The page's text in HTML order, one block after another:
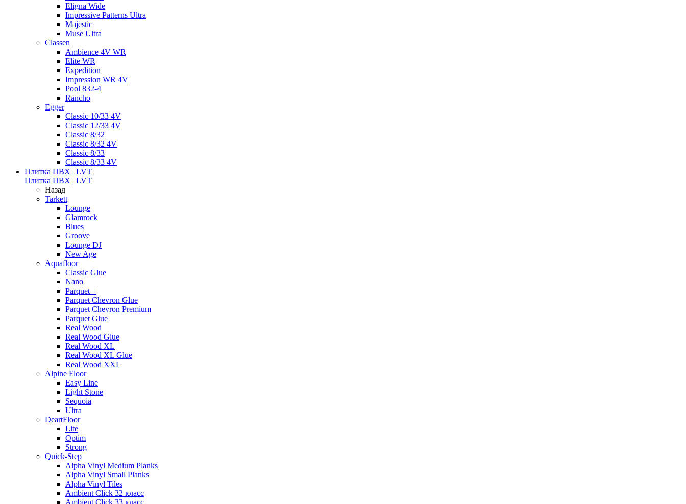
Eligna Wide
Impressive Patterns Ultra
Majestic
Muse Ultra
Classen
Ambience 4V WR
Elite WR
Expedition
Impression WR 4V
Pool 832-4
Rancho
Egger
Classic 10/33 4V
Classic 12/33 4V
Classic 8/32
Classic 8/32 4V
Classic 8/33
Classic 8/33 4V
Плитка ПВХ | LVT
Плитка ПВХ | LVT
Назад
Tarkett
Lounge
Glamrock
Blues
Groove
Lounge DJ
New Age
Aquafloor
Classic Glue
Nano
Parquet +
Parquet Chevron Glue
Parquet Chevron Premium
Parquet Glue
Real Wood
Real Wood Glue
Real Wood XL
Real Wood XL Glue
Real Wood XXL
Alpine Floor
Easy Line
Light Stone
Sequoia
Ultra
DeartFloor
Lite
Optim
Strong
Quick-Step
Alpha Vinyl Medium Planks
Alpha Vinyl Small Planks
Alpha Vinyl Tiles
Ambient Click 32 класс
Ambient Click 33 класс